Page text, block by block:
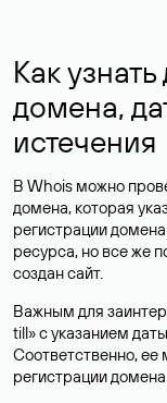
Как
домена,
истечения
В Whois можно
домена, которая
регистрации
ресурса, но все же
создан сайт.
Важным для
till» с указанием
Соответственно, ее
регистрации